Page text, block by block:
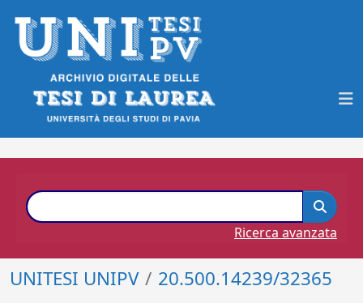
Ricerca avanzata
UNITESI UNIPV
20.500.14239/32365